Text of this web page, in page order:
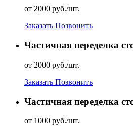
от 2000 руб./шт.
Заказать Позвонить
Частичная переделка
от 2000 руб./шт.
Заказать Позвонить
Частичная переделка
от 1000 руб./шт.